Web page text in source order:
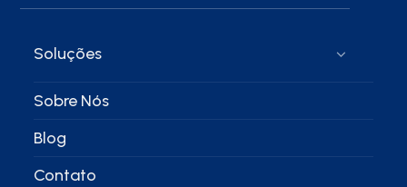
Soluções
Sobre Nós
Blog
Contato